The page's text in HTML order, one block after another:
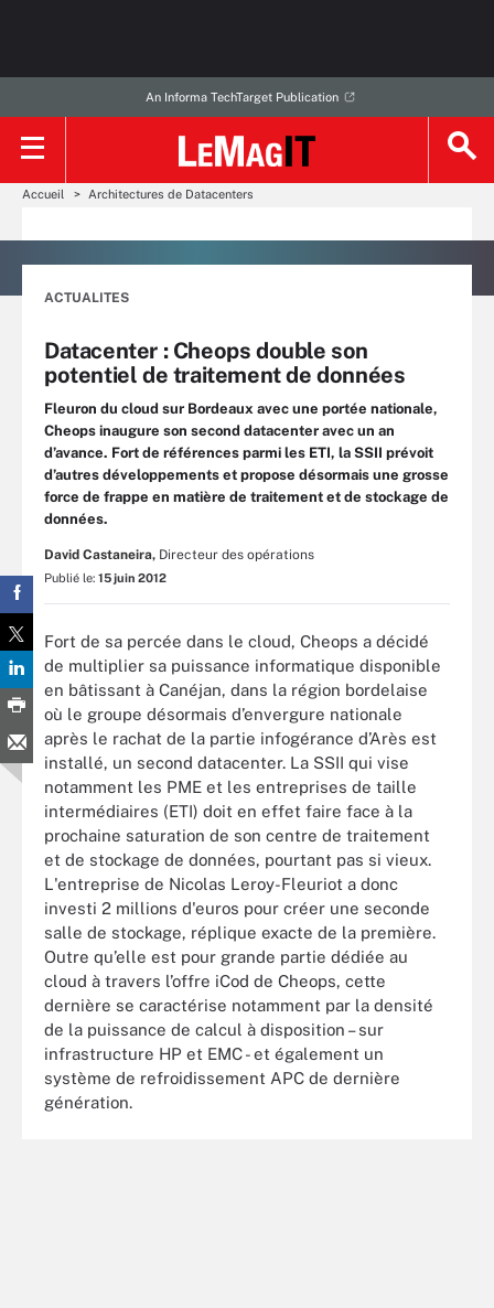
An Informa TechTarget Publication
Accueil Architectures de Datacenters
ACTUALITES
Datacenter : Cheops double son
potentiel de traitement de données
Fleuron du cloud sur Bordeaux avec une portée nationale,
Cheops inaugure son second datacenter avec un an
d’avance. Fort de références parmi les ETI, la SSII prévoit
d’autres développements et propose désormais une grosse
force de frappe en matière de traitement et de stockage de
données.
David Castaneira, Directeur des opérations
Publié le: 15 juin 2012
Fort de sa percée dans le cloud, Cheops a décidé
de multiplier sa puissance informatique disponible
en bâtissant à Canéjan, dans la région bordelaise
où le groupe désormais d’envergure nationale
après le rachat de la partie infogérance d’Arès est
installé, un second datacenter. La SSII qui vise
notamment les PME et les entreprises de taille
intermédiaires (ETI) doit en effet faire face à la
prochaine saturation de son centre de traitement
et de stockage de données, pourtant pas si vieux.
L'entreprise de Nicolas Leroy-Fleuriot a donc
investi 2 millions d'euros pour créer une seconde
salle de stockage, réplique exacte de la première.
Outre qu’elle est pour grande partie dédiée au
cloud à travers l’offre iCod de Cheops, cette
dernière se caractérise notamment par la densité
de la puissance de calcul à disposition – sur
infrastructure HP et EMC - et également un
système de refroidissement APC de dernière
génération.